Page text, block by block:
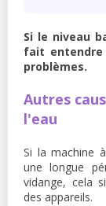
Si le niveau
fait entendre
problèmes.
Autres
l'eau
Si la machine
une longue
vidange, cela
des appareils.